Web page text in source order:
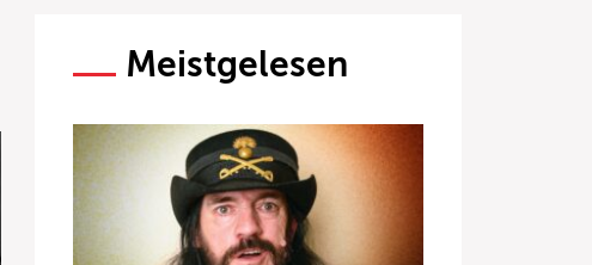
Meistgelesen